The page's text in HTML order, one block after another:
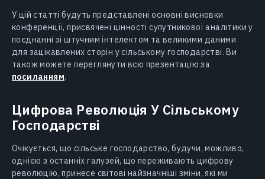
У цій статті будуть представлені основні висновки
конференції, присвячені цінності супутникової аналітики у
поєднанні зі штучним інтелектом та великими даними
для зацікавлених сторін у сільському господарстві. Ви
також можете переглянути всю презентацію за
посиланням.
Цифрова Революція У Сільському
Господарстві
Очікується, що сільське господарство, будучи, можливо,
однією з останніх галузей, що переживають цифрову
революцію, принесе світові найзначніші зміни, які ми